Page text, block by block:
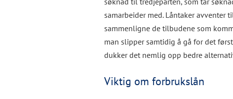
samarbeider med. Låntaker
sammenligne de tilbudene som
man slipper samtidig å gå for det
dukker det nemlig opp bedre
Viktig om forbrukslån